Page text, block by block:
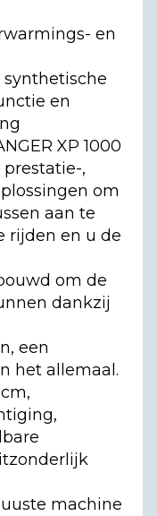
en
synthetische
en
XP 1000
,
om
aan te
rijden en u de
om de
dankzij
een
het allemaal.
machine